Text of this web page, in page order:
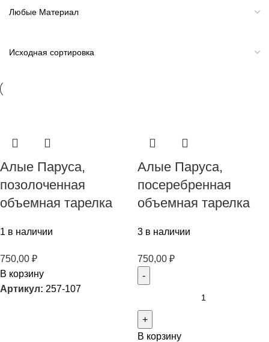
Алые Паруса,
позолоченная
объемная тарелка
1 в наличии
750,00 ₽
В корзину
Артикул: 257-107
Алые Паруса,
посеребренная
объемная тарелка
3 в наличии
750,00 ₽
В корзину